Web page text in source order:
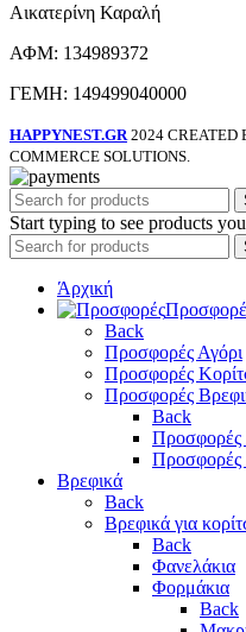
Αικατερίνη Καραλή
ΑΦΜ: 134989372
ΓΕΜΗ: 149499040000
HAPPYNEST.GR 2024 CREATED
COMMERCE SOLUTIONS.
Start typing to see products
Άρχική
Back
Προσφορές Αγόρι
Προσφορές
Προσφορές
Back
Προσφορές
Προσφορές
Βρεφικά
Back
Βρεφικά για
Back
Φανελάκια
Φορμάκια
Back